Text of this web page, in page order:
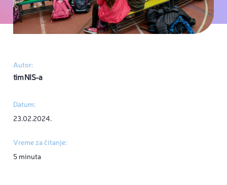
Autor:
tim NIS-a
Datum:
23.02.2024.
Vreme za čitanje:
5 minuta